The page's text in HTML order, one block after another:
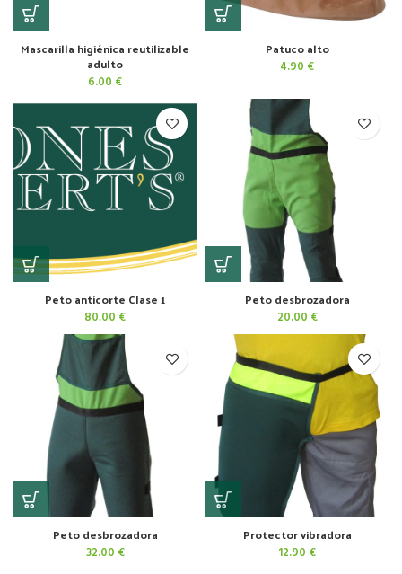
Mascarilla higiénica reutilizable
adulto
6.00 €
Patuco alto
4.90 €
Peto anticorte Clase 1
80.00 €
Peto desbrozadora
20.00 €
Peto desbrozadora
32.00 €
Protector vibradora
12.90 €